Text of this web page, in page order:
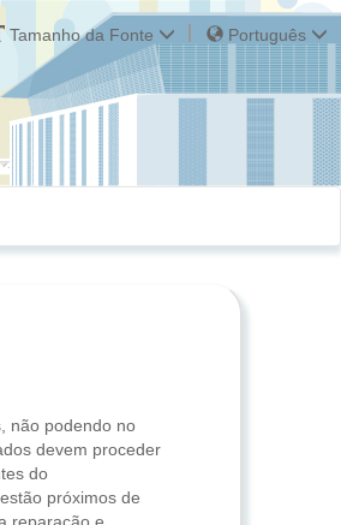
Tamanho da Fonte Português
não podendo no
devem proceder
do
próximos de